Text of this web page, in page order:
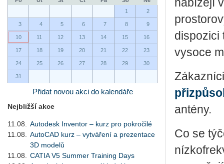
1
2
3 4 5 6 7 8 9
10 11 12 13 14 15 16
17 18 19 20 21 22 23
24 25 26 27 28 29 30
31
Přidat novou akci do kalendáře
Nejbližší akce
11.08.
Autodesk Inventor – kurz pro pokročilé
11.08.
AutoCAD kurz – vytváření a prezentace
3D modelů
11.08.
CATIA V5 Summer Training Days
nabízejí
dispozici
vysoce
antény.
Co se